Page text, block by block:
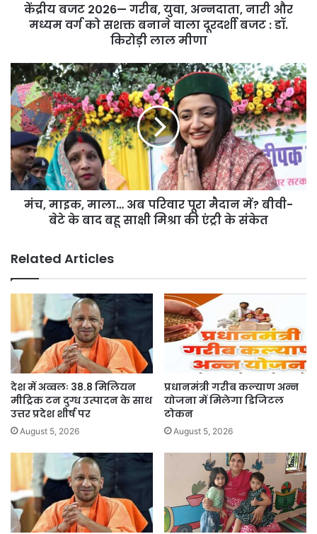
मध्यम
बनाने
वाला
दूरदर्शी
बजट
:
डॉ.
किरोड़ी
लाल
मीणा
केंद्रीय बजट 2026— गरीब, युवा, अन्नदाता, नारी और
मध्यम वर्ग को सशक्त बनाने वाला दूरदर्शी बजट : डॉ.
किरोड़ी लाल मीणा
मंच,
माइक,
माला…
अब
परिवार
पूरा
मैदान
में?
बीवी-
साक्षी
मिश्रा
की
संकेत
मंच, माइक, माला… अब परिवार पूरा मैदान में? बीवी-
बेटे के बाद बहू साक्षी मिश्रा की एंट्री के संकेत
Related Articles
देश में अव्वलः 38.8 मिलियन
मीट्रिक टन दुग्ध उत्पादन के साथ
उत्तर प्रदेश शीर्ष पर
August 5, 2026
प्रधानमंत्री गरीब कल्याण अन्न
योजना में मिलेगा डिजिटल
टोकन
August 5, 2026